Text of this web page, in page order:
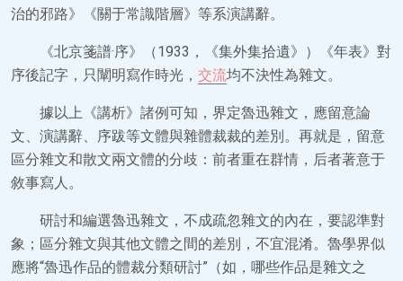
治的邪路》《關于常識階層》等系演講辭。
《北京箋譜·序》（1933，《集外集拾遺》）《年表》對
序後記字，只闡明寫作時光， 交流均不決性為雜文。
據以上《講析》諸例可知，界定魯迅雜文，應留意論
文、演講辭、序跋等文體與雜體裁裁的差別。再就是，留意
區分雜文和散文兩文體的分歧：前者重在群情，后者著意于
敘事寫人。
研討和編選魯迅雜文，不成疏忽雜文的內在，要認準對
象；區分雜文與其他文體之間的差別，不宜混淆。魯學界似
應將“魯迅作品的體裁分類研討”（如，哪些作品是雜文之